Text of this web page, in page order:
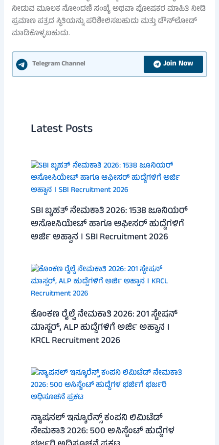
ನೀಡುವ ಮೂಲಕ ನೋಂದಣಿ ಸಂಖ್ಯೆ ಅಥವಾ ಪೋಷಕರ ಮಾಹಿತಿ ನೀಡಿ
ಪ್ರಮಾಣ ಪತ್ರದ ಸ್ಥಿತಿಯನ್ನು ಪರಿಶೀಲಿಸಬಹುದು ಮತ್ತು ಡೌನ್‌ಲೋಡ್
ಮಾಡಿಕೊಳ್ಳಬಹುದು.
Telegram Channel Join Now
Latest Posts
SBI ಬೃಹತ್ ನೇಮಕಾತಿ 2026: 1538 ಜೂನಿಯರ್
ಅಸೋಸಿಯೇಟ್ ಹಾಗೂ ಆಫೀಸರ್ ಹುದ್ದೆಗಳಿಗೆ
ಅರ್ಜಿ ಅಹ್ವಾನ । SBI Recruitment 2026
ಕೊಂಕಣ ರೈಲ್ವೆ ನೇಮಕಾತಿ 2026: 201 ಸ್ಟೇಷನ್
ಮಾಸ್ಟರ್, ALP ಹುದ್ದೆಗಳಿಗೆ ಅರ್ಜಿ ಅಹ್ವಾನ ।
KRCL Recruitment 2026
ನ್ಯಾಷನಲ್ ಇನ್ಶೂರೆನ್ಸ್ ಕಂಪನಿ ಲಿಮಿಟೆಡ್
ನೇಮಕಾತಿ 2026: 500 ಅಸಿಸ್ಟೆಂಟ್ ಹುದ್ದೆಗಳ